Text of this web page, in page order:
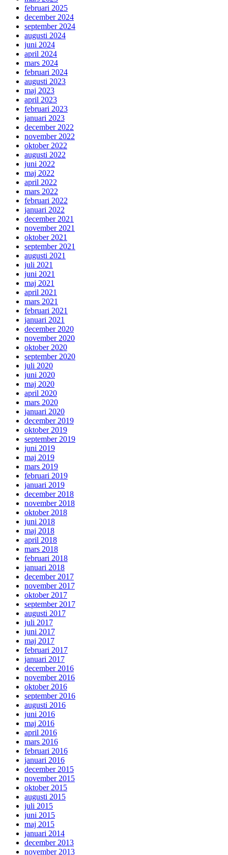
februari 2025
december 2024
september 2024
augusti 2024
juni 2024
april 2024
mars 2024
februari 2024
augusti 2023
maj 2023
april 2023
februari 2023
januari 2023
december 2022
november 2022
oktober 2022
augusti 2022
juni 2022
maj 2022
april 2022
mars 2022
februari 2022
januari 2022
december 2021
november 2021
oktober 2021
september 2021
augusti 2021
juli 2021
juni 2021
maj 2021
april 2021
mars 2021
februari 2021
januari 2021
december 2020
november 2020
oktober 2020
september 2020
juli 2020
juni 2020
maj 2020
april 2020
mars 2020
januari 2020
december 2019
oktober 2019
september 2019
juni 2019
maj 2019
mars 2019
februari 2019
januari 2019
december 2018
november 2018
oktober 2018
juni 2018
maj 2018
april 2018
mars 2018
februari 2018
januari 2018
december 2017
november 2017
oktober 2017
september 2017
augusti 2017
juli 2017
juni 2017
maj 2017
februari 2017
januari 2017
december 2016
november 2016
oktober 2016
september 2016
augusti 2016
juni 2016
maj 2016
april 2016
mars 2016
februari 2016
januari 2016
december 2015
november 2015
oktober 2015
augusti 2015
juli 2015
juni 2015
maj 2015
januari 2014
december 2013
november 2013